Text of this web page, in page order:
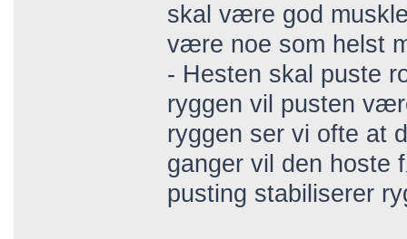
skal være god
være noe som helst
- Hesten skal puste
ryggen vil pusten
ryggen ser vi ofte at
ganger vil den hoste
pusting stabiliserer